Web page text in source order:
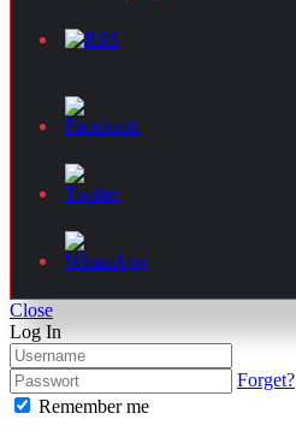
Close
Log In
Forget?
Remember me